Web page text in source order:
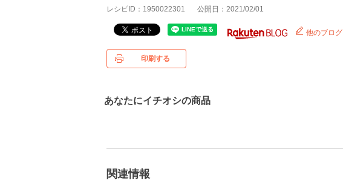
レシピID：1950022301 公開日：2021/02/01
他のブログ
印刷する
あなたにイチオシの商品
関連情報